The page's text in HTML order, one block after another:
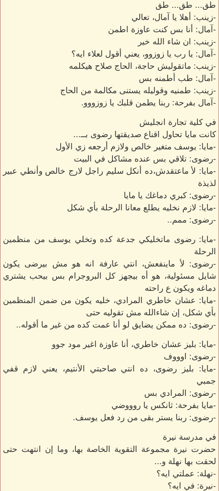
طق... طق... طق
-زينب: أهلا يا آمال، تعالي
-آمال: أنا بس كنت عاوزة اطمن
-زينب: ان شاء الله خير
-آمال: يا رب يا زوزوو، يعني أقول لعلاء ايه؟
-زينب: ماتقوليش حاجة، الحاج صلاح هيكلمه
-آمال: طب أطمنه بس
-زينب: طمنيه وقوليله يستنى مكالمة من الحاج
-آمال بفرحة: ربنا يطمن قلبك يا زوزووو.
في كلية تجارة انجليش
كانت مايا تحاول اقناع صديقتها رضوى بــ...
-مايا: يوسف متغير خالص ولازم أرجعه زي الأول
-رضوى: تلاقي بس عنده مشاكل في البيت
-مايا: لأ ماعتقدش،ده أنكل سليم راجل لارج خالص وأنطي عبير
لذيذة
-رضوى: كبري دماغك يا مايا
-مايا: لازم نخليه يطلع معانا الرحلة بأي شكل
-رضوى: ممم..
-مايا: رضوى ماتخليكي جدعة كده وتخلي يوسف من منظمين
الرحلة
-رضوى: لأ ماينفعش، انتي عارفة انه هو مش بيرضى يكون
شايل مسئولية، هو أه بيجهز كل البروجرام بس بيحب يشتري
دماغه ويكون ع راحته
-مايا: عشان خاطري المرادي، خليه يكون من ضمن المنظمين
بأي شكل، إن شاءالله مش تقوليه حتى
-رضوى: ده ممكن يضايق لو أنا عمت كده من غير ما أقوله..
-مايا: بليز عشان خاطري، أنا عاوزة اغير مود جوو
-رضوى: اوووف
-مايا: بليز رضوى، ده انتي صاحبتي الأنتيم، يعني لازم قفي
جمبي
-رضوى: المرادي بس
-مايا بفرحة: ثانكس يا روووضي
-رضوى: ربنا يستر بقى من رد فعل يوسف.
في مدرسة نيرة
حضرت نيرة مجموعة التقوية الخاصة بها، وما إن انتهت حتى
لحقت بها نهلة و...
-نهلة: عملتي ايه؟
-نيرة: في ايه؟